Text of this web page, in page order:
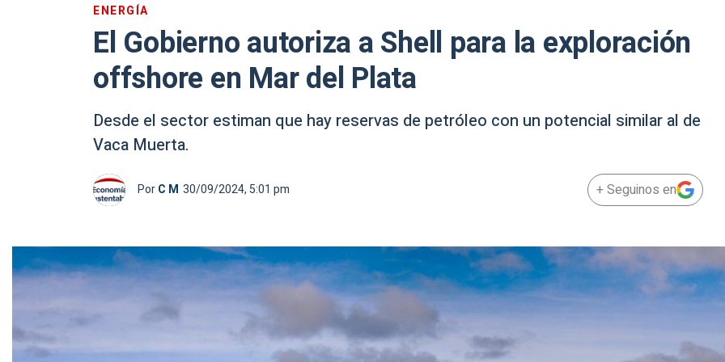
ENERGÍA
El Gobierno autoriza a Shell para la exploración
offshore en Mar del Plata
Desde el sector estiman que hay reservas de petróleo con un potencial similar al de
Vaca Muerta.
PorC M 30/09/2024, 5:01 pm + Seguinos en